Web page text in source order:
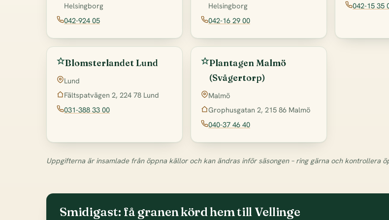
Helsingborg
042-924 05
Helsingborg
042-16 29 00
042-15 35
Blomsterlandet Lund
Lund
Fältspatvägen 2, 224 78 Lund
031-388 33 00
Plantagen Malmö
(Svågertorp)
Malmö
Grophusgatan 2, 215 86 Malmö
040-37 46 40
Uppgifterna är insamlade från öppna källor och kan ändras inför säsongen – ring gärna och kontrollera
Smidigast: få granen körd hem till Vellinge